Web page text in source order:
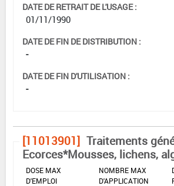
DATE DE RETRAIT DE L'USAGE :
01/11/1990
DATE DE FIN DE DISTRIBUTION :
-
DATE DE FIN D'UTILISATION :
-
[11013901] Traitements
Ecorces*Mousses, lichens,
DOSE MAX
D'EMPLOI
NOMBRE MAX
D'APPLICATION